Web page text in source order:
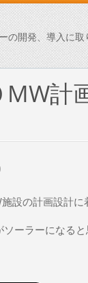
の開発、導入に取
MW計
設の計画設計に
ーラーになると